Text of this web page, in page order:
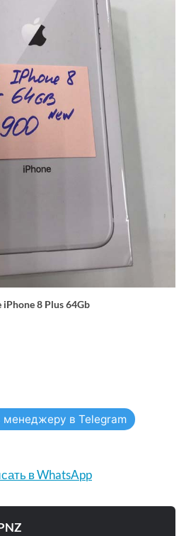
iPhone 8 Plus 64Gb
менеджеру в Telegram
в WhatsApp